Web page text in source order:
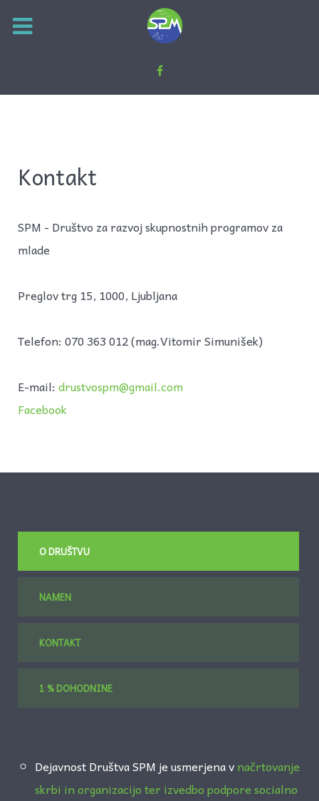
Kontakt
SPM - Društvo za razvoj skupnostnih programov za
mlade
Preglov trg 15, 1000, Ljubljana
Telefon: 070 363 012 (mag.Vitomir Simunišek)
E-mail: drustvospm@gmail.com
Facebook
O DRUŠTVU
NAMEN
KONTAKT
1 % DOHODNINE
Dejavnost Društva SPM je usmerjena vnačrtovanje
skrbi in organizacijo ter izvedbo podpore socialno